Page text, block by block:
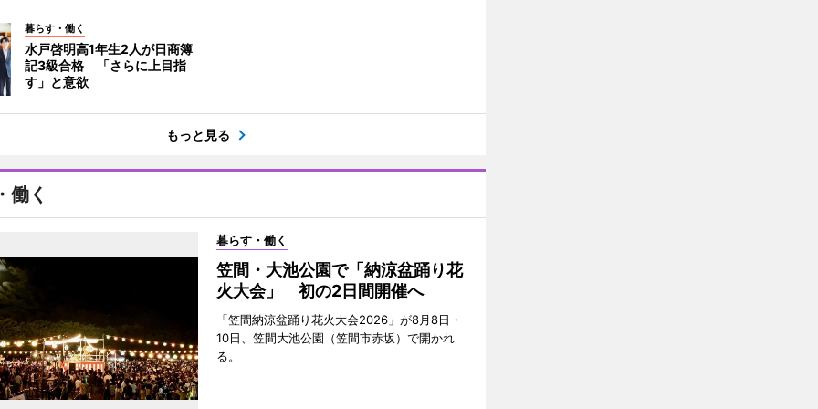
暮らす・働く
水戸啓明高1年生2人が日商簿
記3級合格 「さらに上目指
す」と意欲
もっと見る
働く
暮らす・働く
笠間・大池公園で「納涼盆踊り花
火大会」 初の2日間開催へ
「笠間納涼盆踊り花火大会2026」が8月8日・
10日、笠間大池公園（笠間市赤坂）で開かれ
る。